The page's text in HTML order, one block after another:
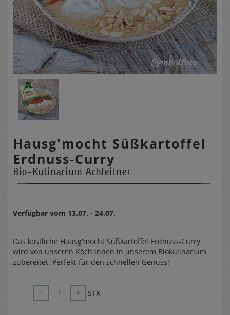
Hausg'mocht Süßkartoffel
Erdnuss-Curry
Bio-Kulinarium Achleitner
Verfügbar vom 13.07. - 24.07.
Das köstliche Hausg'mocht Süßkartoffel Erdnuss-Curry
wird von unseren Köch:innen in unserem Biokulinarium
zubereitet. Perfekt für den schnellen Genuss!
– 1 + STK